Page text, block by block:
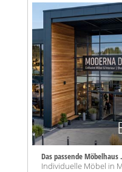
Das passende
Individuelle Möbel in